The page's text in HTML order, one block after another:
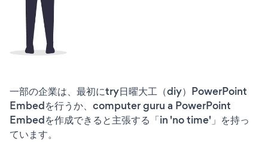
一部の企業は、最初にtry日曜大工（diy）PowerPoint
Embedを行うか、computer guru a PowerPoint
Embedを作成できると主張する「in 'no time'」を持っ
ています。